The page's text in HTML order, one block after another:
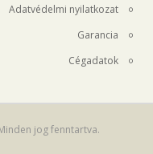
Adatvédelmi nyilatkozat
Garancia
Cégadatok
jog fenntartva.